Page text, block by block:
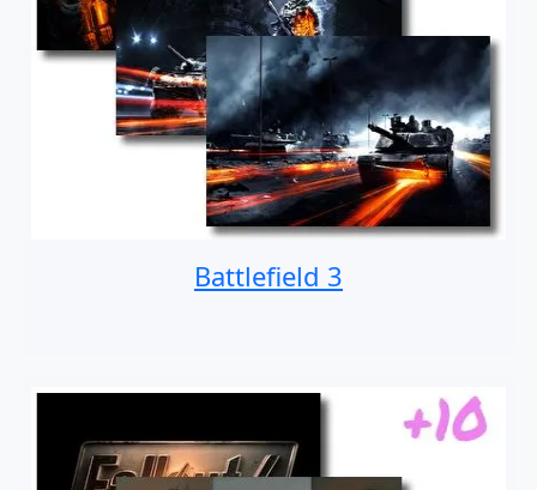
Battlefield 3